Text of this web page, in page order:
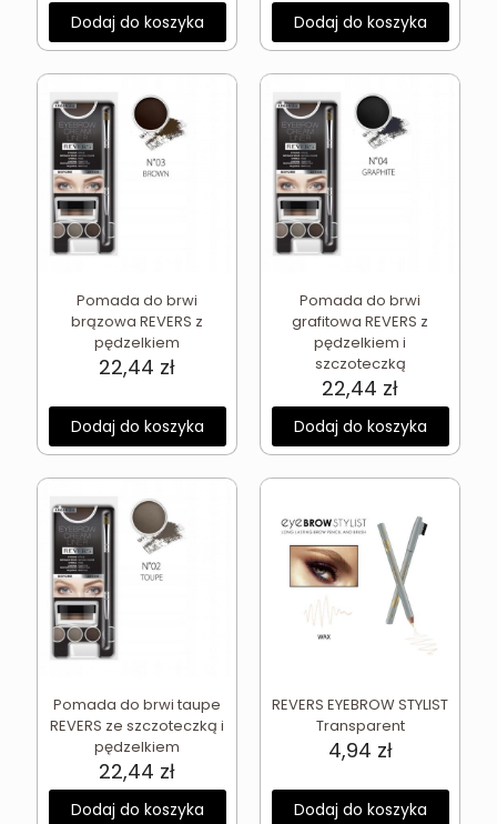
Dodaj do koszyka Dodaj do koszyka
Pomada do brwi
brązowa REVERS z
pędzelkiem
22,44 zł
Dodaj do koszyka
Pomada do brwi
grafitowa REVERS z
pędzelkiem i
szczoteczką
22,44 zł
Dodaj do koszyka
Pomada do brwi taupe
REVERS ze szczoteczką i
pędzelkiem
22,44 zł
Dodaj do koszyka
REVERS EYEBROW STYLIST
Transparent
4,94 zł
Dodaj do koszyka